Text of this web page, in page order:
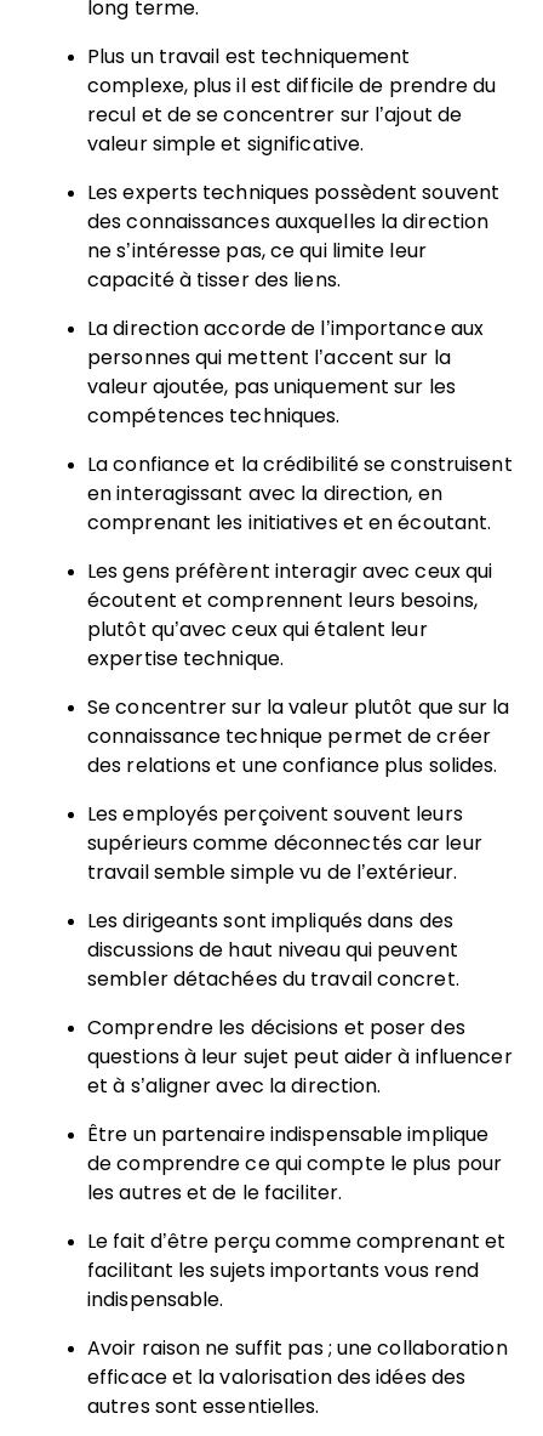
long terme.
Plus un travail est techniquement
complexe, plus il est difficile de prendre du
recul et de se concentrer sur l’ajout de
valeur simple et significative.
Les experts techniques possèdent souvent
des connaissances auxquelles la direction
ne s’intéresse pas, ce qui limite leur
capacité à tisser des liens.
La direction accorde de l’importance aux
personnes qui mettent l’accent sur la
valeur ajoutée, pas uniquement sur les
compétences techniques.
La confiance et la crédibilité se construisent
en interagissant avec la direction, en
comprenant les initiatives et en écoutant.
Les gens préfèrent interagir avec ceux qui
écoutent et comprennent leurs besoins,
plutôt qu’avec ceux qui étalent leur
expertise technique.
Se concentrer sur la valeur plutôt que sur la
connaissance technique permet de créer
des relations et une confiance plus solides.
Les employés perçoivent souvent leurs
supérieurs comme déconnectés car leur
travail semble simple vu de l’extérieur.
Les dirigeants sont impliqués dans des
discussions de haut niveau qui peuvent
sembler détachées du travail concret.
Comprendre les décisions et poser des
questions à leur sujet peut aider à influencer
et à s’aligner avec la direction.
Être un partenaire indispensable implique
de comprendre ce qui compte le plus pour
les autres et de le faciliter.
Le fait d’être perçu comme comprenant et
facilitant les sujets importants vous rend
indispensable.
Avoir raison ne suffit pas ; une collaboration
efficace et la valorisation des idées des
autres sont essentielles.